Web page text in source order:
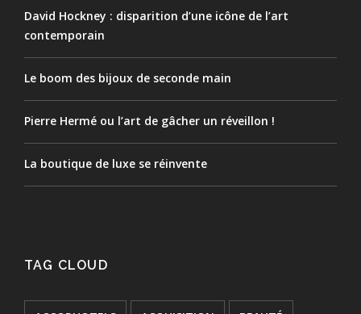
David Hockney : disparition d’une icône de l’art
contemporain
Le boom des bijoux de seconde main
Pierre Hermé ou l’art de gâcher un réveillon !
La boutique de luxe se réinvente
TAG CLOUD